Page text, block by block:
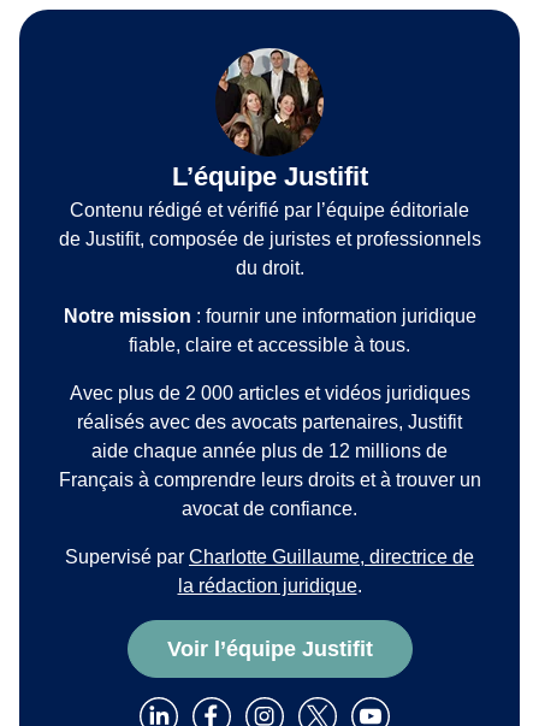
L’équipe Justifit
Contenu rédigé et vérifié par l’équipe éditoriale
de Justifit, composée de juristes et professionnels
du droit.
Notre mission : fournir une information juridique
fiable, claire et accessible à tous.
Avec plus de 2 000 articles et vidéos juridiques
réalisés avec des avocats partenaires, Justifit
aide chaque année plus de 12 millions de
Français à comprendre leurs droits et à trouver un
avocat de confiance.
Supervisé par Charlotte Guillaume, directrice de
la rédaction juridique.
Voir l’équipe Justifit